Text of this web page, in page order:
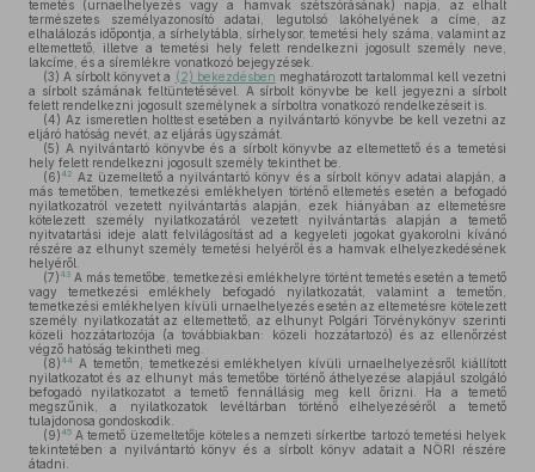
temetés (urnaelhelyezés vagy a hamvak szétszórásának) napja, az elhalt
természetes személyazonosító adatai, legutolsó lakóhelyének a címe, az
elhalálozás időpontja, a sírhelytábla, sírhelysor, temetési hely száma, valamint az
eltemettető, illetve a temetési hely felett rendelkezni jogosult személy neve,
lakcíme, és a síremlékre vonatkozó bejegyzések.
(3) A sírbolt könyvet a (2) bekezdésben meghatározott tartalommal kell vezetni
a sírbolt számának feltüntetésével. A sírbolt könyvbe be kell jegyezni a sírbolt
felett rendelkezni jogosult személynek a sírboltra vonatkozó rendelkezéseit is.
(4) Az ismeretlen holttest esetében a nyilvántartó könyvbe be kell vezetni az
eljáró hatóság nevét, az eljárás ügyszámát.
(5) A nyilvántartó könyvbe és a sírbolt könyvbe az eltemettető és a temetési
hely felett rendelkezni jogosult személy tekinthet be.
(6)42 Az üzemeltető a nyilvántartó könyv és a sírbolt könyv adatai alapján, a
más temetőben, temetkezési emlékhelyen történő eltemetés esetén a befogadó
nyilatkozatról vezetett nyilvántartás alapján, ezek hiányában az eltemetésre
kötelezett személy nyilatkozatáról vezetett nyilvántartás alapján a temető
nyitvatartási ideje alatt felvilágosítást ad a kegyeleti jogokat gyakorolni kívánó
részére az elhunyt személy temetési helyéről és a hamvak elhelyezkedésének
helyéről.
(7)43 A más temetőbe, temetkezési emlékhelyre történt temetés esetén a temető
vagy temetkezési emlékhely befogadó nyilatkozatát, valamint a temetőn,
temetkezési emlékhelyen kívüli urnaelhelyezés esetén az eltemetésre kötelezett
személy nyilatkozatát az eltemettető, az elhunyt Polgári Törvénykönyv szerinti
közeli hozzátartozója (a továbbiakban: közeli hozzátartozó) és az ellenőrzést
végző hatóság tekintheti meg.
(8)44 A temetőn, temetkezési emlékhelyen kívüli urnaelhelyezésről kiállított
nyilatkozatot és az elhunyt más temetőbe történő áthelyezése alapjául szolgáló
befogadó nyilatkozatot a temető fennállásig meg kell őrizni. Ha a temető
megszűnik, a nyilatkozatok levéltárban történő elhelyezéséről a temető
tulajdonosa gondoskodik.
(9)45 A temető üzemeltetője köteles a nemzeti sírkertbe tartozó temetési helyek
tekintetében a nyilvántartó könyv és a sírbolt könyv adatait a NÖRI részére
átadni.